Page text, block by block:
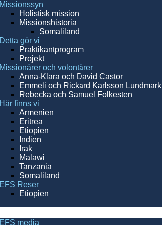
Missionssyn
Holistisk mission
Missionshistoria
Somaliland
Detta gör vi
Praktikantprogram
Projekt
Missionärer och volontärer
Anna-Klara och David Castor
Emmeli och Rickard Karlsson Lundmark
Rebecka och Samuel Folkesten
Här finns vi
Armenien
Eritrea
Etiopien
Indien
Irak
Malawi
Tanzania
Somaliland
EFS Reser
Etiopien
EFS media